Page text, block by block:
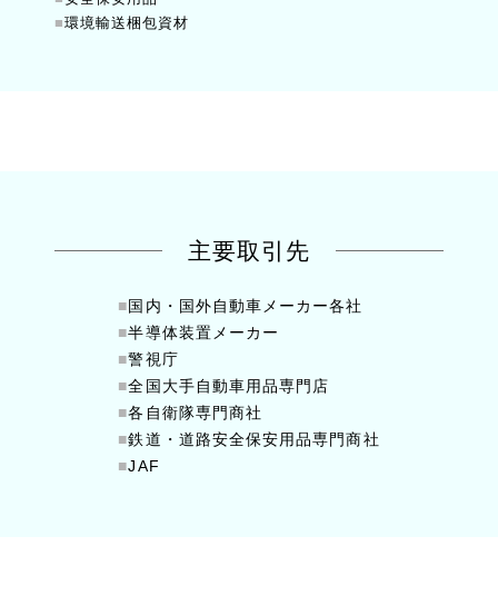
■環境輸送梱包資材
主要取引先
■ 国内・国外自動車メーカー各社
■半導体装置メーカー
■警視庁
■全国大手自動車用品専門店
■各自衛隊専門商社
■鉄道・道路安全保安用品専門商社
■JAF